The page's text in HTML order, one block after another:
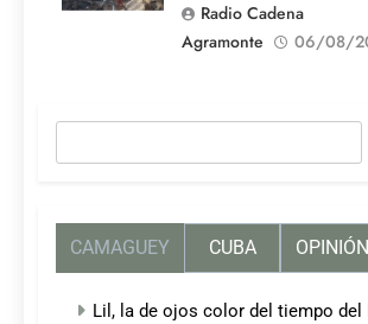
Radio Cadena
Agramonte
06/08/
CAMAGUEY CUBA OPINIÓN
Lil, la de ojos color del tiempo del